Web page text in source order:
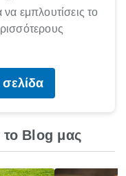
εμπλουτίσεις το
Blog μας